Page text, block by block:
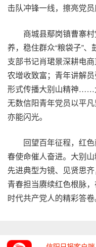
击队冲锋一线，擦亮党员
商城县鄢岗镇曹寨
养，稳住群众“粮袋子”、
支部书记肖珺景深耕电
农增收致富；青年讲解
形式传播大别山精神……
无数信阳青年党员以平
亦能闪光。
回望百年征程，红
春使命催人奋进。大别
先进典型为镜、见贤思
青春担当赓续红色根脉
时代共产党人的精彩答卷